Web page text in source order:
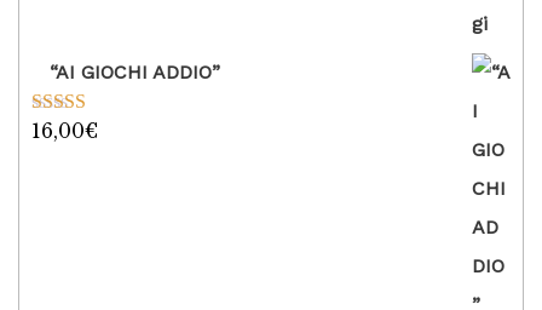
“AI GIOCHI ADDIO”
Valutato
16,00€